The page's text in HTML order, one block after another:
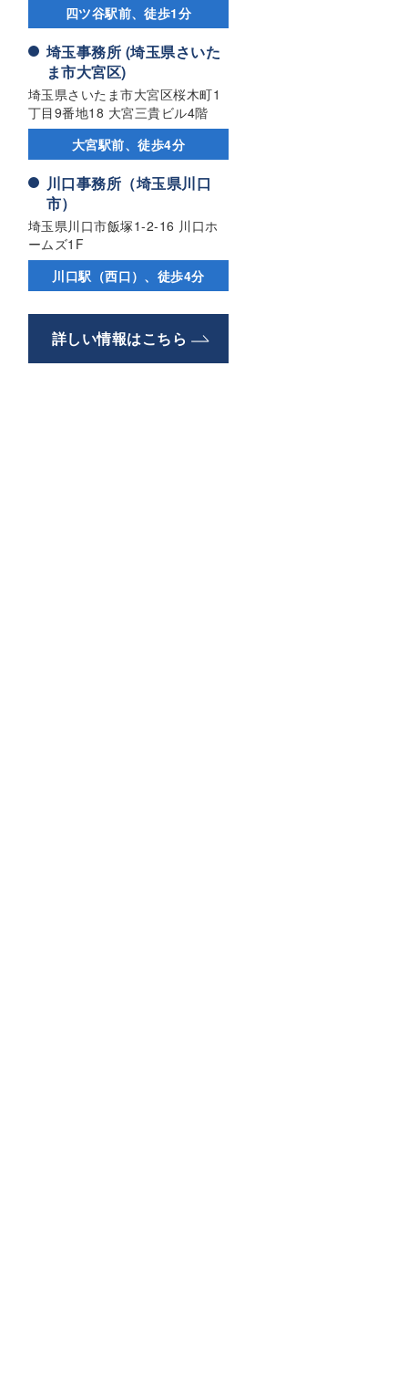
四ツ谷駅前、徒歩1分
埼玉事務所 (埼玉県さいた
ま市大宮区)
埼玉県さいたま市大宮区桜木町1
丁目9番地18 大宮三貴ビル4階
大宮駅前、徒歩4分
川口事務所（埼玉県川口
市）
埼玉県川口市飯塚1-2-16 川口ホ
ームズ1F
川口駅（西口）、徒歩4分
詳しい情報はこちら